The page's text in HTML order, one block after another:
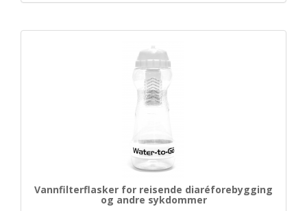
Vannfilterflasker for reisende diaréforebygging
og andre sykdommer